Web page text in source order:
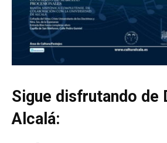
Sigue disfrutando de
Alcalá: